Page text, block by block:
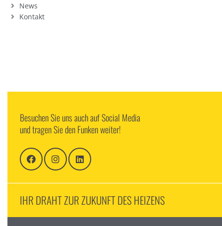
News
Kontakt
Besuchen Sie uns auch auf Social Media
und tragen Sie den Funken weiter!
IHR DRAHT ZUR ZUKUNFT DES HEIZENS